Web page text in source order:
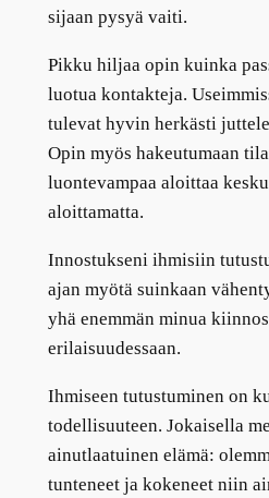
sijaan pysyä vaiti.
Pikku hiljaa opin kuinka
luotua kontakteja.
tulevat hyvin herkästi
Opin myös hakeutumaan
luontevampaa aloittaa
aloittamatta.
Innostukseni ihmisiin
ajan myötä suinkaan
yhä enemmän minua
erilaisuudessaan.
Ihmiseen tutustuminen on
todellisuuteen. Jokaisella
ainutlaatuinen elämä:
tunteneet ja kokeneet niin